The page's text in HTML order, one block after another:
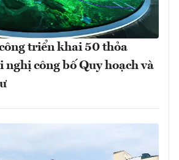
triển khai 50 thỏa
nghị công bố Quy hoạch và